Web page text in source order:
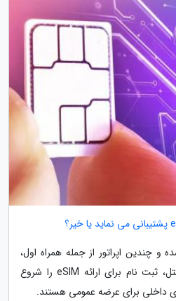
و چندین اپراتور از جمله همراه اول،
ایرانسل، شاتل موبایل و سامانتل، ثبت نام برای ارائه eSIM را شروع
داخلی برای عرضه عمومی هستند.